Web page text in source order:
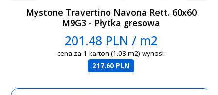
Mystone Travertino Navona Rett. 60x60
M9G3 - Płytka gresowa
201.48 PLN / m2
cena za 1 karton (1.08 m2) wynosi:
217.60 PLN